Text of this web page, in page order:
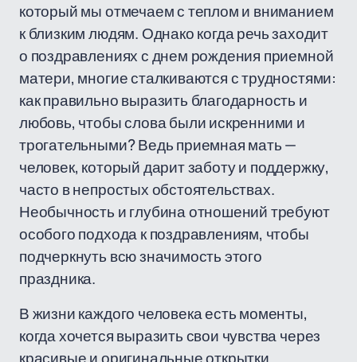
который мы отмечаем с теплом и вниманием
к близким людям. Однако когда речь заходит
о поздравлениях с днем рождения приемной
матери, многие сталкиваются с трудностями:
как правильно выразить благодарность и
любовь, чтобы слова были искренними и
трогательными? Ведь приемная мать —
человек, который дарит заботу и поддержку,
часто в непростых обстоятельствах.
Необычность и глубина отношений требуют
особого подхода к поздравлениям, чтобы
подчеркнуть всю значимость этого
праздника.
В жизни каждого человека есть моменты,
когда хочется выразить свои чувства через